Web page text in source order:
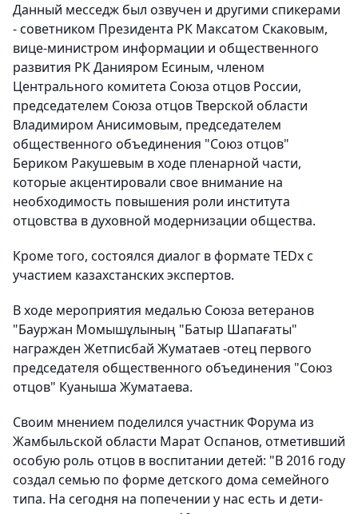
Данный месседж был озвучен и другими спикерами
- советником Президента РК Максатом Скаковым,
вице-министром информации и общественного
развития РК Данияром Есиным, членом
Центрального комитета Союза отцов России,
председателем Союза отцов Тверской области
Владимиром Анисимовым, председателем
общественного объединения "Союз отцов"
Бериком Ракушевым в ходе пленарной части,
которые акцентировали свое внимание на
необходимость повышения роли института
отцовства в духовной модернизации общества.
Кроме того, состоялся диалог в формате TEDx с
участием казахстанских экспертов.
В ходе мероприятия медалью Союза ветеранов
"Бауржан Момышұлының "Батыр Шапағаты"
награжден Жетписбай Жуматаев -отец первого
председателя общественного объединения "Союз
отцов" Куаныша Жуматаева.
Своим мнением поделился участник Форума из
Жамбыльской области Марат Оспанов, отметивший
особую роль отцов в воспитании детей: "В 2016 году
создал семью по форме детского дома семейного
типа. На сегодня на попечении у нас есть и дети-